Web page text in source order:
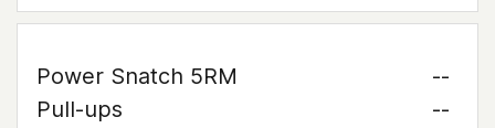
Power Snatch 5RM
--
Pull-ups
--